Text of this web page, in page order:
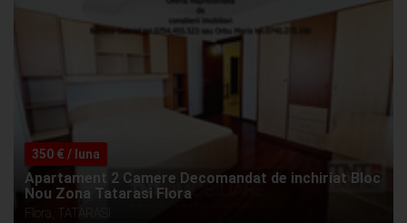
350 € / luna
Apartament 2 Camere Decomandat de inchiriat Bloc
Nou Zona Tatarasi Flora
Flora, TATARASI